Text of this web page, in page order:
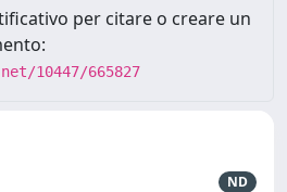
per citare o creare un
10447/665827
ND